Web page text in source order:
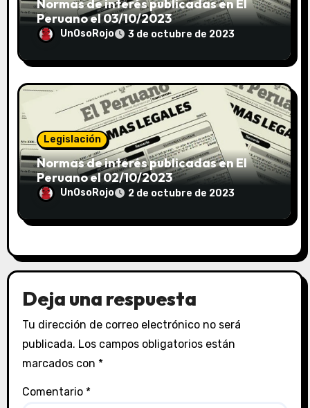
Normas de interés publicadas en El
Peruano el 03/10/2023
UnOsoRojo 3 de octubre de 2023
Legislación
Normas de interés publicadas en El
Peruano el 02/10/2023
UnOsoRojo 2 de octubre de 2023
Deja una respuesta
Tu dirección de correo electrónico no será
publicada. Los campos obligatorios están
marcados con *
Comentario *